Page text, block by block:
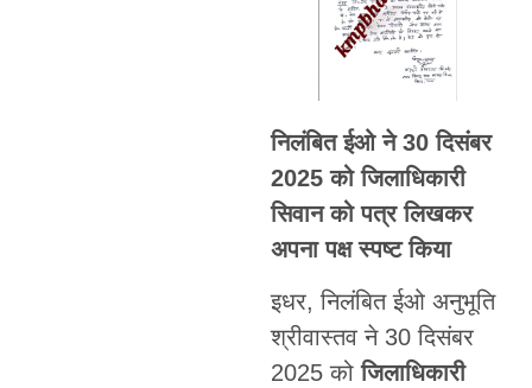
निलंबित ईओ ने 30 दिसंबर
2025 को जिलाधिकारी
सिवान को पत्र लिखकर
अपना पक्ष स्पष्ट किया
इधर, निलंबित ईओ अनुभूति
श्रीवास्तव ने 30 दिसंबर
2025 कोजिलाधिकारी